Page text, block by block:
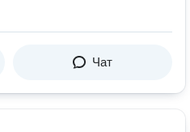
Чат